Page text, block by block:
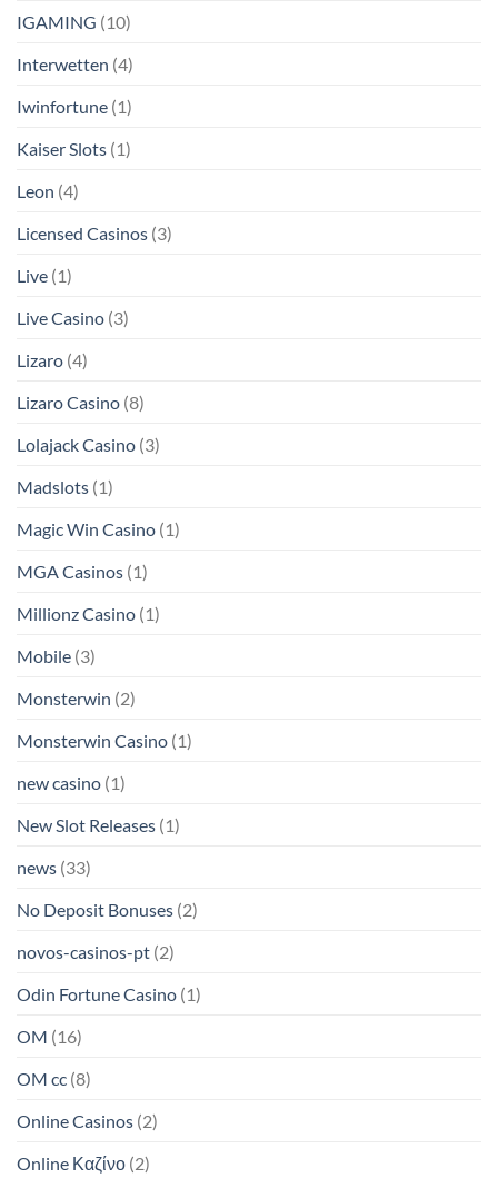
IGAMING (10)
Interwetten (4)
Iwinfortune (1)
Kaiser Slots (1)
Leon (4)
Licensed Casinos (3)
Live (1)
Live Casino (3)
Lizaro (4)
Lizaro Casino (8)
Lolajack Casino (3)
Madslots (1)
Magic Win Casino (1)
MGA Casinos (1)
Millionz Casino (1)
Mobile (3)
Monsterwin (2)
Monsterwin Casino (1)
new casino (1)
New Slot Releases (1)
news (33)
No Deposit Bonuses (2)
novos-casinos-pt (2)
Odin Fortune Casino (1)
OM (16)
OM cc (8)
Online Casinos (2)
Online Καζίνο (2)